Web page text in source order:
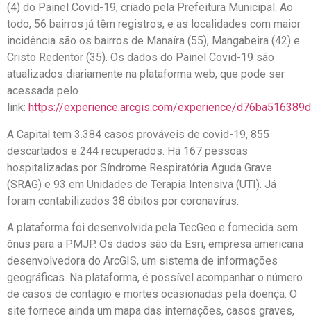
(4) do Painel Covid-19, criado pela Prefeitura Municipal. Ao
todo, 56 bairros já têm registros, e as localidades com maior
incidência são os bairros de Manaíra (55), Mangabeira (42) e
Cristo Redentor (35). Os dados do Painel Covid-19 são
atualizados diariamente na plataforma web, que pode ser
acessada pelo
link: https://experience.arcgis.com/experience/
A Capital tem 3.384 casos prováveis de covid-19, 855
descartados e 244 recuperados. Há 167 pessoas
hospitalizadas por Síndrome Respiratória Aguda Grave
(SRAG) e 93 em Unidades de Terapia Intensiva (UTI). Já
foram contabilizados 38 óbitos por coronavírus.
A plataforma foi desenvolvida pela TecGeo e fornecida sem
ônus para a PMJP. Os dados são da Esri, empresa americana
desenvolvedora do ArcGIS, um sistema de informações
geográficas. Na plataforma, é possível acompanhar o número
de casos de contágio e mortes ocasionadas pela doença. O
site fornece ainda um mapa das internações, casos graves,